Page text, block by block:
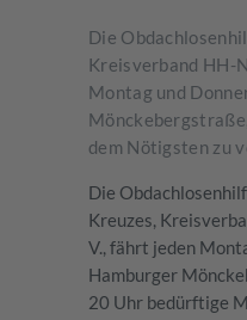
Die
Kreisverband HH-
Montag und
dem Nötigsten zu
Die
Kreuzes,
V., fährt jeden
Hamburger
20 Uhr bedürftige